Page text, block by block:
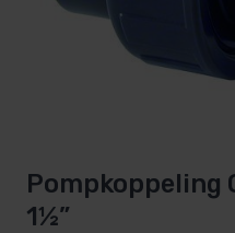
Pompkoppeling
1½”